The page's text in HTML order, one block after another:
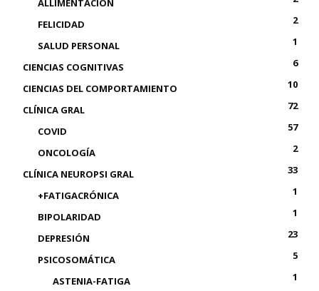
ALLIMENTACIÓN
FELICIDAD
2
SALUD PERSONAL
1
CIENCIAS COGNITIVAS
6
CIENCIAS DEL COMPORTAMIENTO
10
CLÍNICA GRAL
72
COVID
57
ONCOLOGÍA
2
CLÍNICA NEUROPSI GRAL
33
+FATIGACRÓNICA
1
BIPOLARIDAD
1
DEPRESIÓN
23
PSICOSOMÁTICA
5
ASTENIA-FATIGA
1